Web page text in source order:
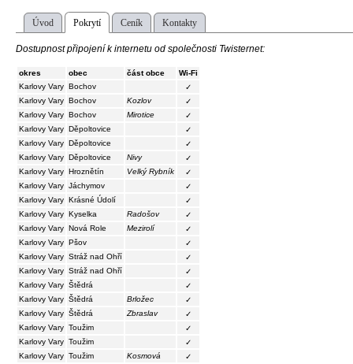
Úvod Pokrytí Ceník Kontakty
Dostupnost připojení k internetu od společnosti Twisternet:
okres obec část obce
Wi-Fi
Karlovy Vary Bochov
✓
Karlovy Vary Bochov Kozlov
✓
Karlovy Vary Bochov Mirotice
✓
Karlovy Vary Děpoltovice
✓
Karlovy Vary Děpoltovice
✓
Karlovy Vary Děpoltovice Nivy
✓
Karlovy Vary Hroznětín Velký Rybník
✓
Karlovy Vary Jáchymov
✓
Karlovy Vary Krásné Údolí
✓
Karlovy Vary Kyselka Radošov
✓
Karlovy Vary Nová Role Mezirolí
✓
Karlovy Vary Pšov
✓
Karlovy Vary Stráž nad Ohří
✓
Karlovy Vary Stráž nad Ohří
✓
Karlovy Vary Štědrá
✓
Karlovy Vary Štědrá Brložec
✓
Karlovy Vary Štědrá Zbraslav
✓
Karlovy Vary Toužim
✓
Karlovy Vary Toužim
✓
Karlovy Vary Toužim Kosmová
✓